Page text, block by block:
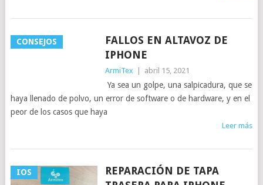
CONSEJOS
FALLOS EN ALTAVOZ DE
IPHONE
ArmiTex abril 15, 2021
Ya sea un golpe, una salpicadura, que se
haya llenado de polvo, un error de software o de hardware, y en el
peor de los casos que haya
Leer más
IOS
REPARACIÓN DE TAPA